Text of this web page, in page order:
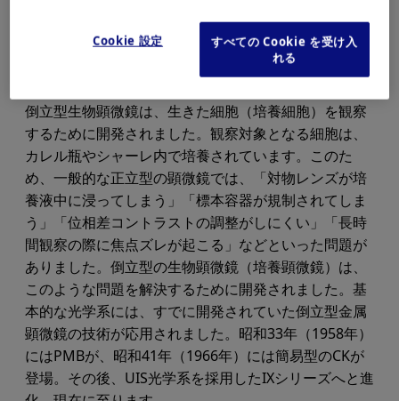
倒立型生物顕微鏡は、生きた細胞（培養細胞）を観察
するために開発されました。観察対象となる細胞は、
カレル瓶やシャーレ内で培養されています。このた
め、一般的な正立型の顕微鏡では、「対物レンズが培
養液中に浸ってしまう」「標本容器が規制されてしま
う」「位相差コントラストの調整がしにくい」「長時
間観察の際に焦点ズレが起こる」などといった問題が
ありました。倒立型の生物顕微鏡（培養顕微鏡）は、
このような問題を解決するために開発されました。基
本的な光学系には、すでに開発されていた倒立型金属
顕微鏡の技術が応用されました。昭和33年（1958年）
にはPMBが、昭和41年（1966年）には簡易型のCKが
登場。その後、UIS光学系を採用したIXシリーズへと進
Cookie 設定
すべての Cookie を受け入
れる